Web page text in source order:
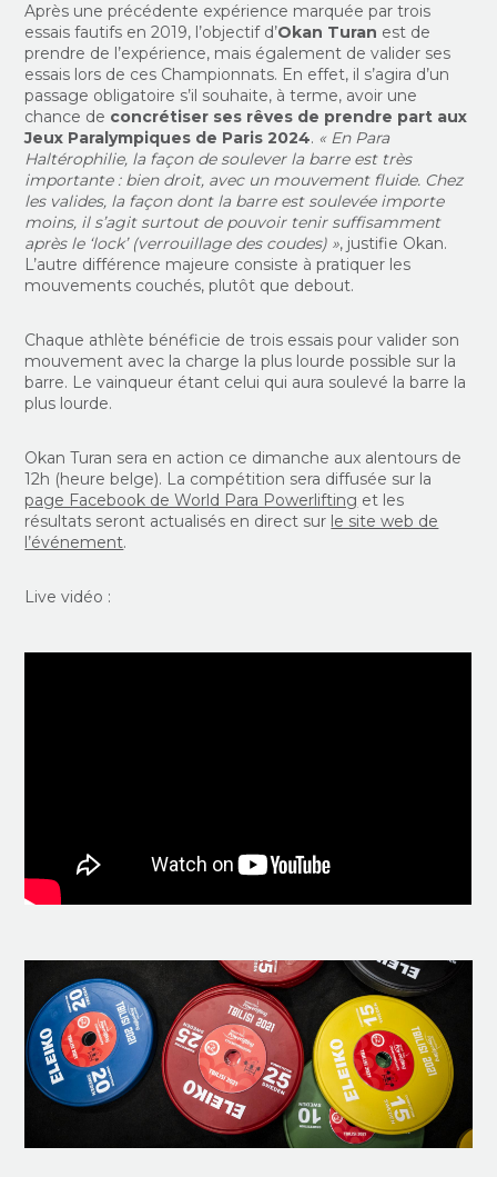
Après une précédente expérience marquée par trois
essais fautifs en 2019, l’objectif d’Okan Turan est de
prendre de l’expérience, mais également de valider ses
essais lors de ces Championnats. En effet, il s’agira d’un
passage obligatoire s’il souhaite, à terme, avoir une
chance de concrétiser ses rêves de prendre part aux
Jeux Paralympiques de Paris 2024. « En Para
Haltérophilie, la façon de soulever la barre est très
importante : bien droit, avec un mouvement fluide. Chez
les valides, la façon dont la barre est soulevée importe
moins, il s’agit surtout de pouvoir tenir suffisamment
après le ‘lock’ (verrouillage des coudes) », justifie Okan.
L’autre différence majeure consiste à pratiquer les
mouvements couchés, plutôt que debout.
Chaque athlète bénéficie de trois essais pour valider son
mouvement avec la charge la plus lourde possible sur la
barre. Le vainqueur étant celui qui aura soulevé la barre la
plus lourde.
Okan Turan sera en action ce dimanche aux alentours de
12h (heure belge). La compétition sera diffusée sur la
page Facebook de World Para Powerlifting et les
résultats seront actualisés en direct sur le site web de
l’événement.
Live vidéo :